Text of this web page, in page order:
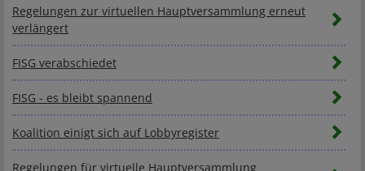
Regelungen zur virtuellen Hauptversammlung erneut
verlängert
FISG verabschiedet
FISG - es bleibt spannend
Koalition einigt sich auf Lobbyregister
Regelungen für virtuelle Hauptversammlung